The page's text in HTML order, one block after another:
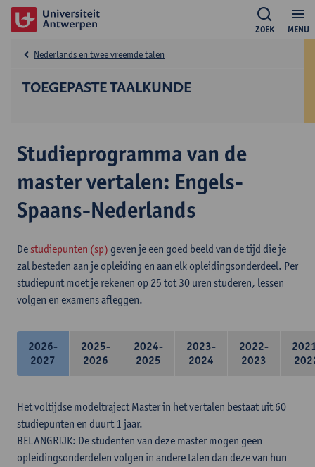
MENU
ZOEK
TOEGEPASTE TAALKUNDE
Nederlands en twee vreemde talen
Studieprogramma van de
master vertalen: Engels-
Spaans-Nederlands
De studiepunten (sp) geven je een goed beeld van de tijd die je
zal besteden aan je opleiding en aan elk opleidingsonderdeel. Per
studiepunt moet je rekenen op 25 tot 30 uren studeren, lessen
volgen en examens afleggen.
2026-
2027
2025-
2026
2024-
2025
2023-
2024
2022-
2023
Het voltijdse modeltraject Master in het vertalen bestaat uit 60
studiepunten en duurt 1 jaar.
BELANGRIJK: De studenten van deze master mogen geen
opleidingsonderdelen volgen in andere talen dan deze van hun